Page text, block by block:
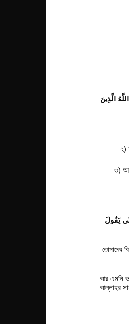
فَلَيَعْلَمَنَّ اللَّهُ الَّذِينَ
২)
৩)
يَقُولَ
তোমাদের
আর এমনি
আল্লাহর